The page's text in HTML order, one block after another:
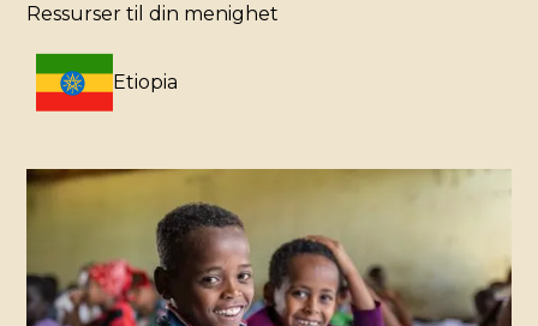
Ressurser til din menighet
Etiopia